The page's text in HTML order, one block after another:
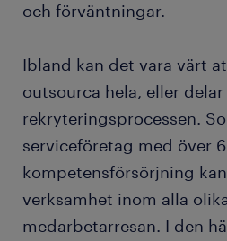
och förväntningar.
Ibland kan det vara värt
outsourca hela, eller delar
rekryteringsprocessen.
serviceföretag med över
kompetensförsörjning
verksamhet inom alla
medarbetarresan. I den